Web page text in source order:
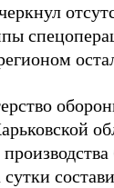
сутки